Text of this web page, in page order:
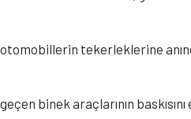
tekerleklerine
binek araçlarının